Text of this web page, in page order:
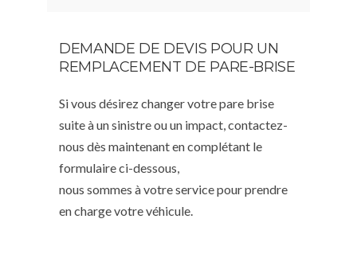
DEMANDE DE DEVIS POUR UN
REMPLACEMENT DE PARE-BRISE
Si vous désirez changer votre pare brise
suite à un sinistre ou un impact, contactez-
nous dès maintenant en complétant le
formulaire ci-dessous,
nous sommes à votre service pour prendre
en charge votre véhicule.